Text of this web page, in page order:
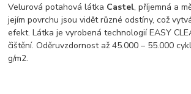
Velurová potahová látka Castel, příjemná a
jejím povrchu jsou vidět různé odstíny, což
efekt. Látka je vyrobená technologií EASY
čištění. Oděruvzdornost až 45.000 – 55.000
g/m2.